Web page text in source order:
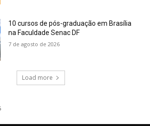
10 cursos de pós-graduação em Brasília
na Faculdade Senac DF
7 de agosto de 2026
Load more